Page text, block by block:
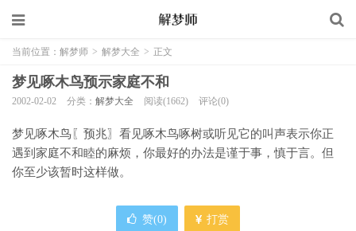
当前位置： 解梦师 > 解梦大全 > 正文
梦见啄木鸟预示家庭不和
2002-02-02 分类： 解梦大全 阅读(1662) 评论(0)
梦见啄木鸟〖预兆〗看见啄木鸟啄树或听见它的叫声表示你正
遇到家庭不和睦的麻烦，你最好的办法是谨于事，慎于言。但
你至少该暂时这样做。
赞(0) 打赏